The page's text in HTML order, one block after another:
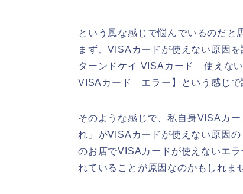
という風な感じで悩んでいるのだと
まず、VISAカードが使えない原因
ターンドケイ VISAカード 使えな
VISAカード エラー】という感じで
そのような感じで、私自身VISAカ
れ」がVISAカードが使えない原因
のお店でVISAカードが使えないエ
れていることが原因なのかもしれま